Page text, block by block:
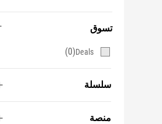
تسوق
Deals
(0)
سلسلة
منصة